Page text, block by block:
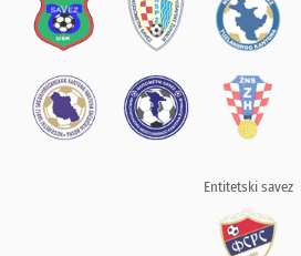
Entitetski savez